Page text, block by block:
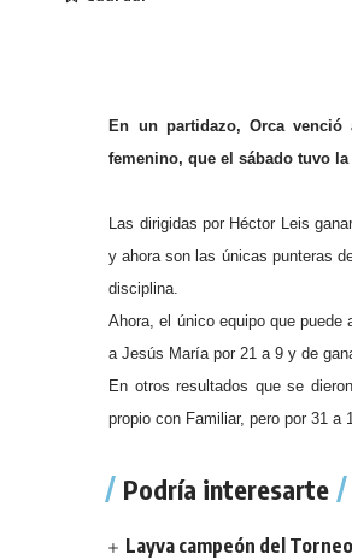
En un partidazo, Orca
femenino, que el sábado tuvo
Las dirigidas por Héctor Leis
y ahora son las únicas punteras
disciplina.
Ahora, el único equipo que
a Jesús María por 21 a 9 y de
En otros resultados que se
propio con Familiar, pero por 31 a
Podría interesarte
Layva campeón del